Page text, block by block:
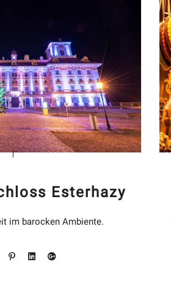
Esterhazy
im barocken Ambiente.